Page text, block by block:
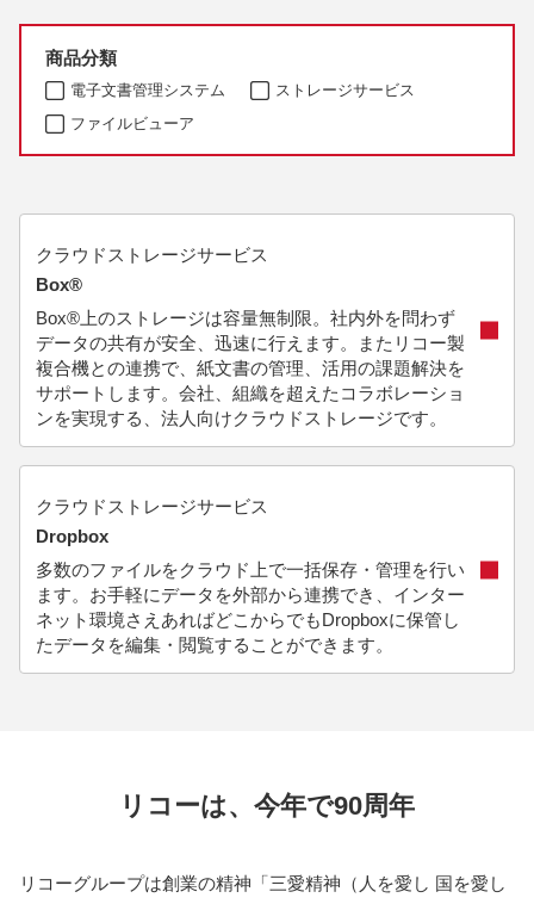
商品分類
電子文書管理システム
ストレージサービス
ファイルビューア
クラウドストレージサービス
Box®
Box®上のストレージは容量無制限。社内外を問わず
データの共有が安全、迅速に行えます。またリコー製
複合機との連携で、紙文書の管理、活用の課題解決を
サポートします。会社、組織を超えたコラボレーショ
ンを実現する、法人向けクラウドストレージです。
クラウドストレージサービス
Dropbox
多数のファイルをクラウド上で一括保存・管理を行い
ます。お手軽にデータを外部から連携でき、インター
ネット環境さえあればどこからでもDropboxに保管し
たデータを編集・閲覧することができます。
リコーは、今年で90周年
リコーグループは創業の精神「三愛精神（人を愛し 国を愛し